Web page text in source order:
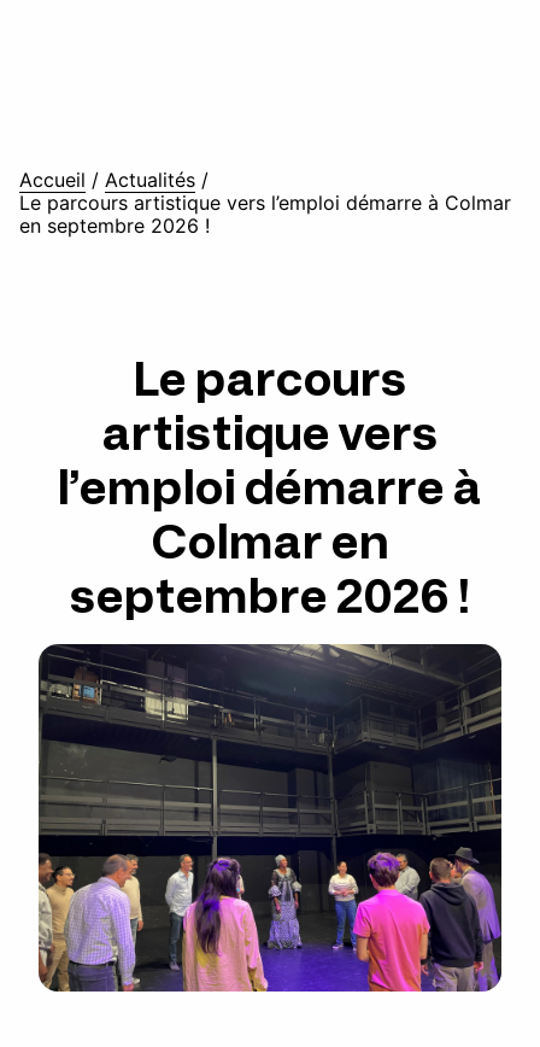
Accueil / Actualités /
Le parcours artistique vers l’emploi démarre à Colmar
en septembre 2026 !
Le parcours
artistique vers
l’emploi démarre à
Colmar en
septembre 2026 !